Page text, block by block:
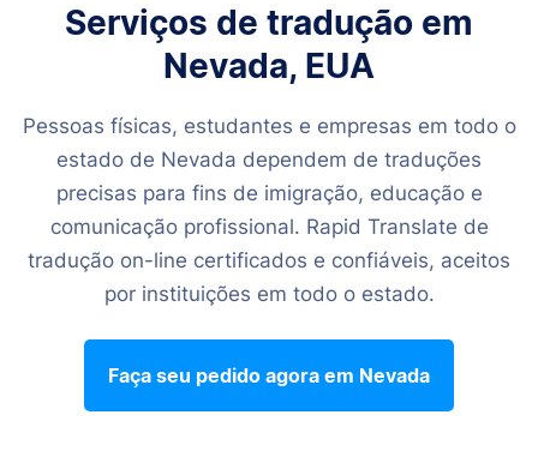
Serviços de tradução em
Nevada, EUA
Pessoas físicas, estudantes e empresas em todo o
estado de Nevada dependem de traduções
precisas para fins de imigração, educação e
comunicação profissional. Rapid Translate de
tradução on-line certificados e confiáveis, aceitos
por instituições em todo o estado.
Faça seu pedido agora em Nevada